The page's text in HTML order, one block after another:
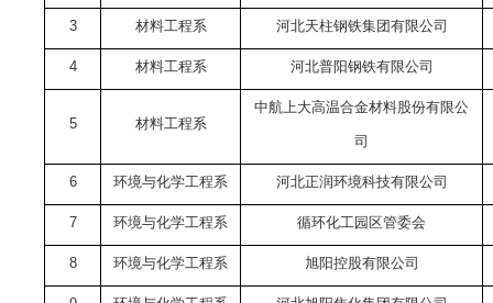
3 材料工程系 河北天柱钢铁集团有限公司
4 材料工程系 河北普阳钢铁有限公司
5 材料工程系
中航上大高温合金材料股份有限公
司
6 环境与化学工程系 河北正润环境科技有限公司
7 环境与化学工程系 循环化工园区管委会
8 环境与化学工程系 旭阳控股有限公司